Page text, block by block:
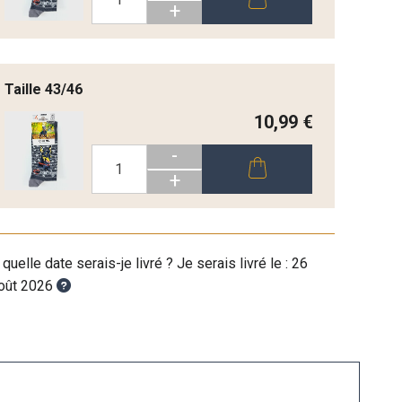
+
Taille 43/46
10,99 €
-
+
quelle date serais-je livré ? Je serais livré le :26
2026